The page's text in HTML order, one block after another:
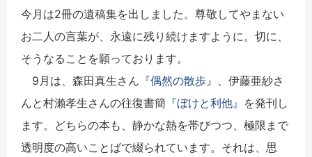
今月は2冊の遺稿集を出しました。尊敬してやまない
お二人の言葉が、永遠に残り続けますように。切に、
そうなることを願っております。
9月は、森田真生さん 『偶然の散歩』
、伊藤亜紗さ
んと村瀨孝生さんの往復書簡 『ぼけと利他』 を発刊し
ます。どちらの本も、静かな熱を帯びつつ、極限まで
透明度の高いことばで綴られています。それは、思